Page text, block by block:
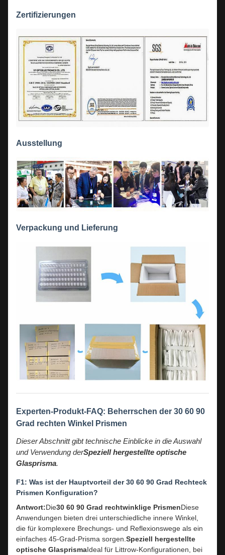
Zertifizierungen
Ausstellung
Verpackung und Lieferung
Experten-Produkt-FAQ: Beherrschen der 30 60 90
Grad rechten Winkel Prismen
Dieser Abschnitt gibt technische Einblicke in die Auswahl
und Verwendung derSpeziell hergestellte optische
Glasprisma.
F1: Was ist der Hauptvorteil der 30 60 90 Grad Rechteck
Prismen Konfiguration?
Antwort:Die30 60 90 Grad rechtwinklige PrismenDiese
Anwendungen bieten drei unterschiedliche innere Winkel,
die für komplexere Brechungs- und Reflexionswege als ein
einfaches 45-Grad-Prisma sorgen. Speziell hergestellte
optische GlasprismaIdeal für Littrow-Konfigurationen, bei